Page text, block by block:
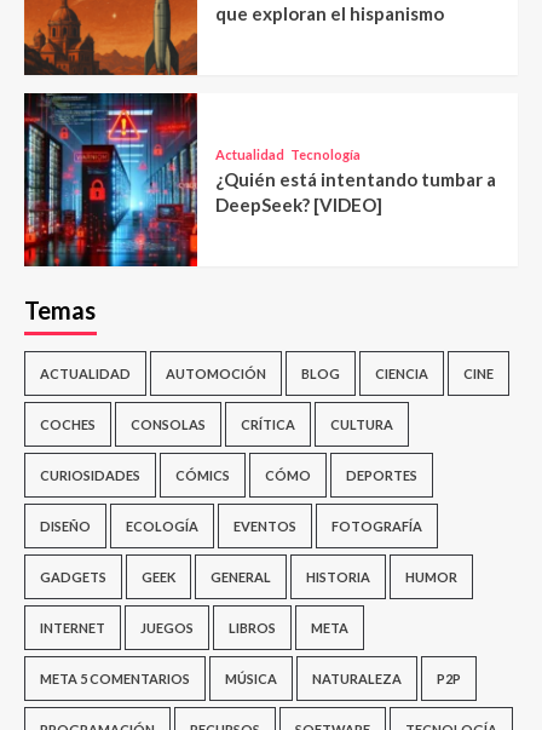
que exploran el hispanismo
Actualidad Tecnología
¿Quién está intentando tumbar a
DeepSeek? [VIDEO]
Temas
ACTUALIDAD AUTOMOCIÓN BLOG CIENCIA CINE
COCHES CONSOLAS CRÍTICA CULTURA
CURIOSIDADES CÓMICS CÓMO DEPORTES
DISEÑO ECOLOGÍA EVENTOS FOTOGRAFÍA
GADGETS GEEK GENERAL HISTORIA HUMOR
INTERNET JUEGOS LIBROS META
META 5 COMENTARIOS MÚSICA NATURALEZA P2P